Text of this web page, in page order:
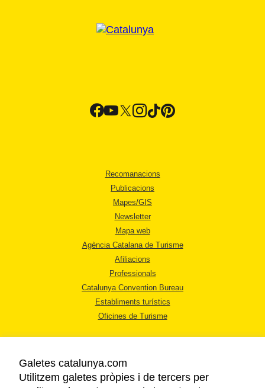
Recomanacions
Publicacions
Mapes/GIS
Newsletter
Mapa web
Agència Catalana de Turisme
Afiliacions
Professionals
Catalunya Convention Bureau
Establiments turístics
Oficines de Turisme
Galetes catalunya.com
Utilitzem galetes pròpies i de tercers per